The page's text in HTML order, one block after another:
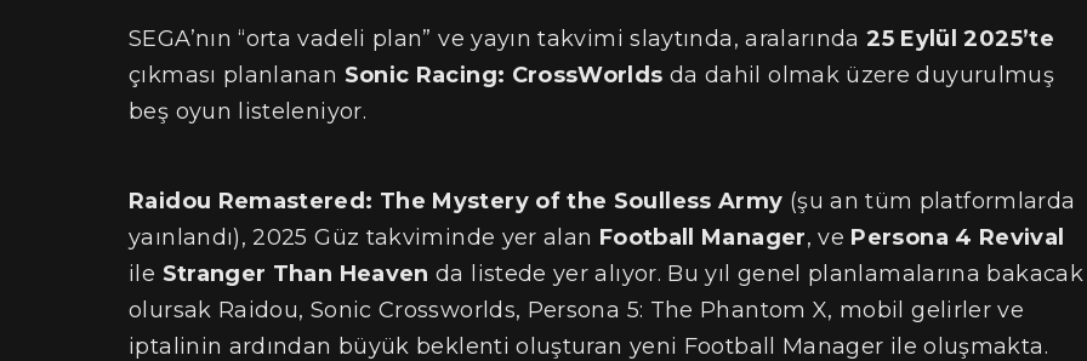
SEGA’nın “orta vadeli plan” ve yayın takvimi slaytında, aralarında25 Eylül 2025’te
çıkması planlanan Sonic Racing: CrossWorlds da dahil olmak üzere duyurulmuş
beş oyun listeleniyor.
Raidou Remastered: The Mystery of the Soulless Army (şu an tüm platformlarda
yaınlandı), 2025 Güz takviminde yer alan Football Manager, ve Persona 4 Revival
ile Stranger Than Heaven da listede yer alıyor. Bu yıl genel planlamalarına bakacak
olursak Raidou, Sonic Crossworlds, Persona 5: The Phantom X, mobil gelirler ve
iptalinin ardından büyük beklenti oluşturan yeni Football Manager ile oluşmakta.